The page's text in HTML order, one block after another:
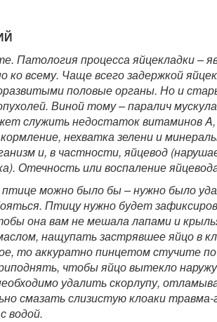
Патология процесса яйцекладки –
ко всему. Чаще всего задержкой
половые органы. Но и
Виной тому – паралич
служить недостаток витаминов A,
нехватка зелени и
и, в частности, яйцевод
Отечность или воспаление
можно было бы – нужно было
Птицу нужно будет
она вам не мешала лапами и
нащупать застрявшее яйцо в
то аккуратно пинцетом стучите
чтобы яйцо вытекло
удалить скорлупу,
смазать слизистую клоаки
водой.